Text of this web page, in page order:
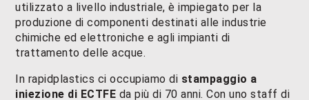
utilizzato a livello industriale, è impiegato per la
produzione di componenti destinati alle industrie
chimiche ed elettroniche e agli impianti di
trattamento delle acque.
In rapidplastics ci occupiamo di stampaggio a
iniezione di ECTFE da più di 70 anni. Con uno staff di